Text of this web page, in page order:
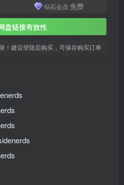
钻石会员 免费
盘链接有效性
！建议登陆后购买，可保存购买订单